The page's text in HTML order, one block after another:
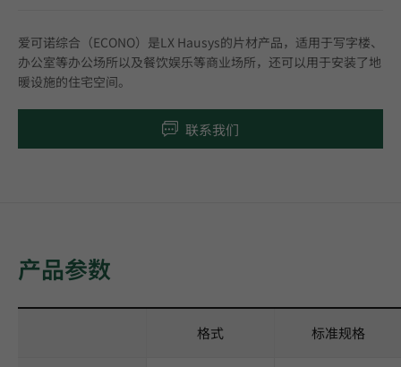
爱可诺综合（ECONO）是LX Hausys的片材产品，适用于写字楼、
办公室等办公场所以及餐饮娱乐等商业场所，还可以用于安装了地
暖设施的住宅空间。
联系我们
产品参数
格式 标准规格